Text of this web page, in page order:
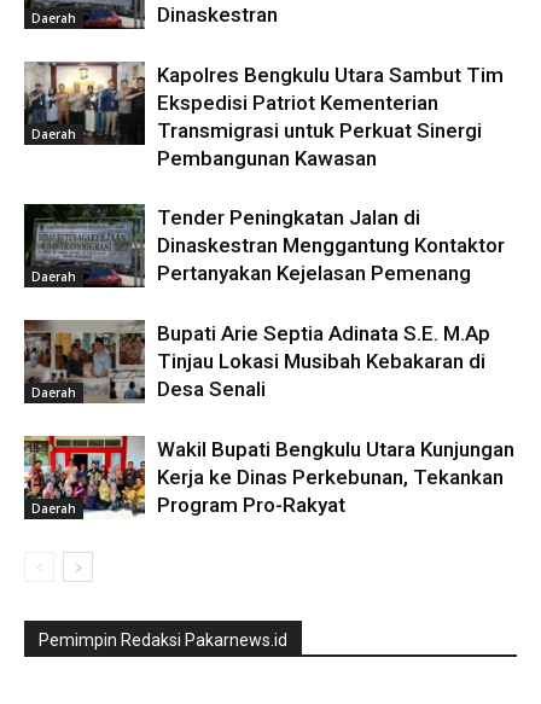
Daerah
Dinaskestran
Daerah
Kapolres Bengkulu Utara Sambut Tim
Ekspedisi Patriot Kementerian
Transmigrasi untuk Perkuat Sinergi
Pembangunan Kawasan
Daerah
Tender Peningkatan Jalan di
Dinaskestran Menggantung Kontaktor
Pertanyakan Kejelasan Pemenang
Daerah
Bupati Arie Septia Adinata S.E. M.Ap
Tinjau Lokasi Musibah Kebakaran di
Desa Senali
Daerah
Wakil Bupati Bengkulu Utara Kunjungan
Kerja ke Dinas Perkebunan, Tekankan
Program Pro-Rakyat
Pemimpin Redaksi Pakarnews.id